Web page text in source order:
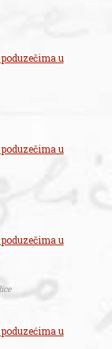
u
u
u
u